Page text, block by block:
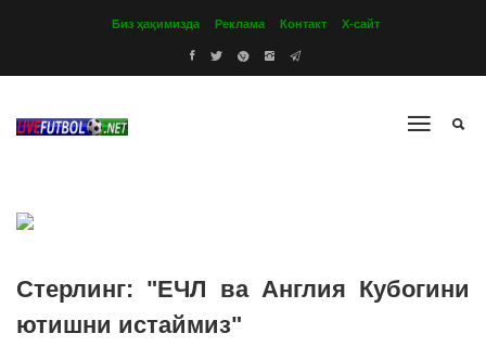
Биз ҳақимизда Реклама Контакт Х-сайт
Стерлинг: "ЕЧЛ ва Англия Кубогини
ютишни истаймиз"